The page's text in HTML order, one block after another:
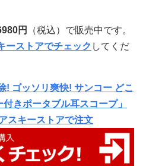
円
（税込）で販売中です。
ーストアでチェック してくだ
! ゴッソリ爽快! サンコー どこ
きポータブル耳スコープ」
スキーストアで注文